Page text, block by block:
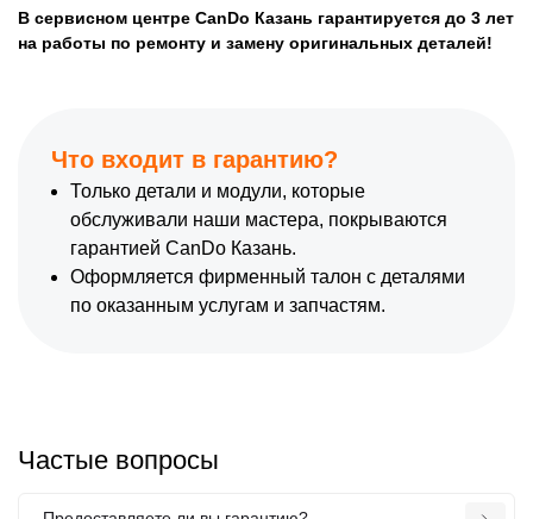
В сервисном центре CanDo Казань гарантируется до 3 лет
на работы по ремонту и замену оригинальных деталей!
Что входит в гарантию?
Только детали и модули, которые
обслуживали наши мастера, покрываются
гарантией CanDo Казань.
Оформляется фирменный талон с деталями
по оказанным услугам и запчастям.
Частые вопросы